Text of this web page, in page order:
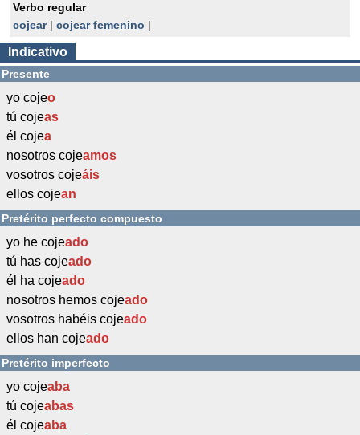
Verbo regular
cojear| cojear femenino |
Indicativo
Presente
yo cojeo
tú cojeas
él cojea
nosotros cojeamos
vosotros cojeáis
ellos cojean
Pretérito perfecto compuesto
yo he cojeado
tú has cojeado
él ha cojeado
nosotros hemos cojeado
vosotros habéis cojeado
ellos han cojeado
Pretérito imperfecto
yo cojeaba
tú cojeabas
él cojeaba